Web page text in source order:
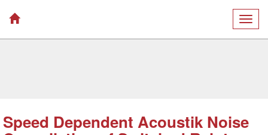
Speed Dependent Acoustik Noise